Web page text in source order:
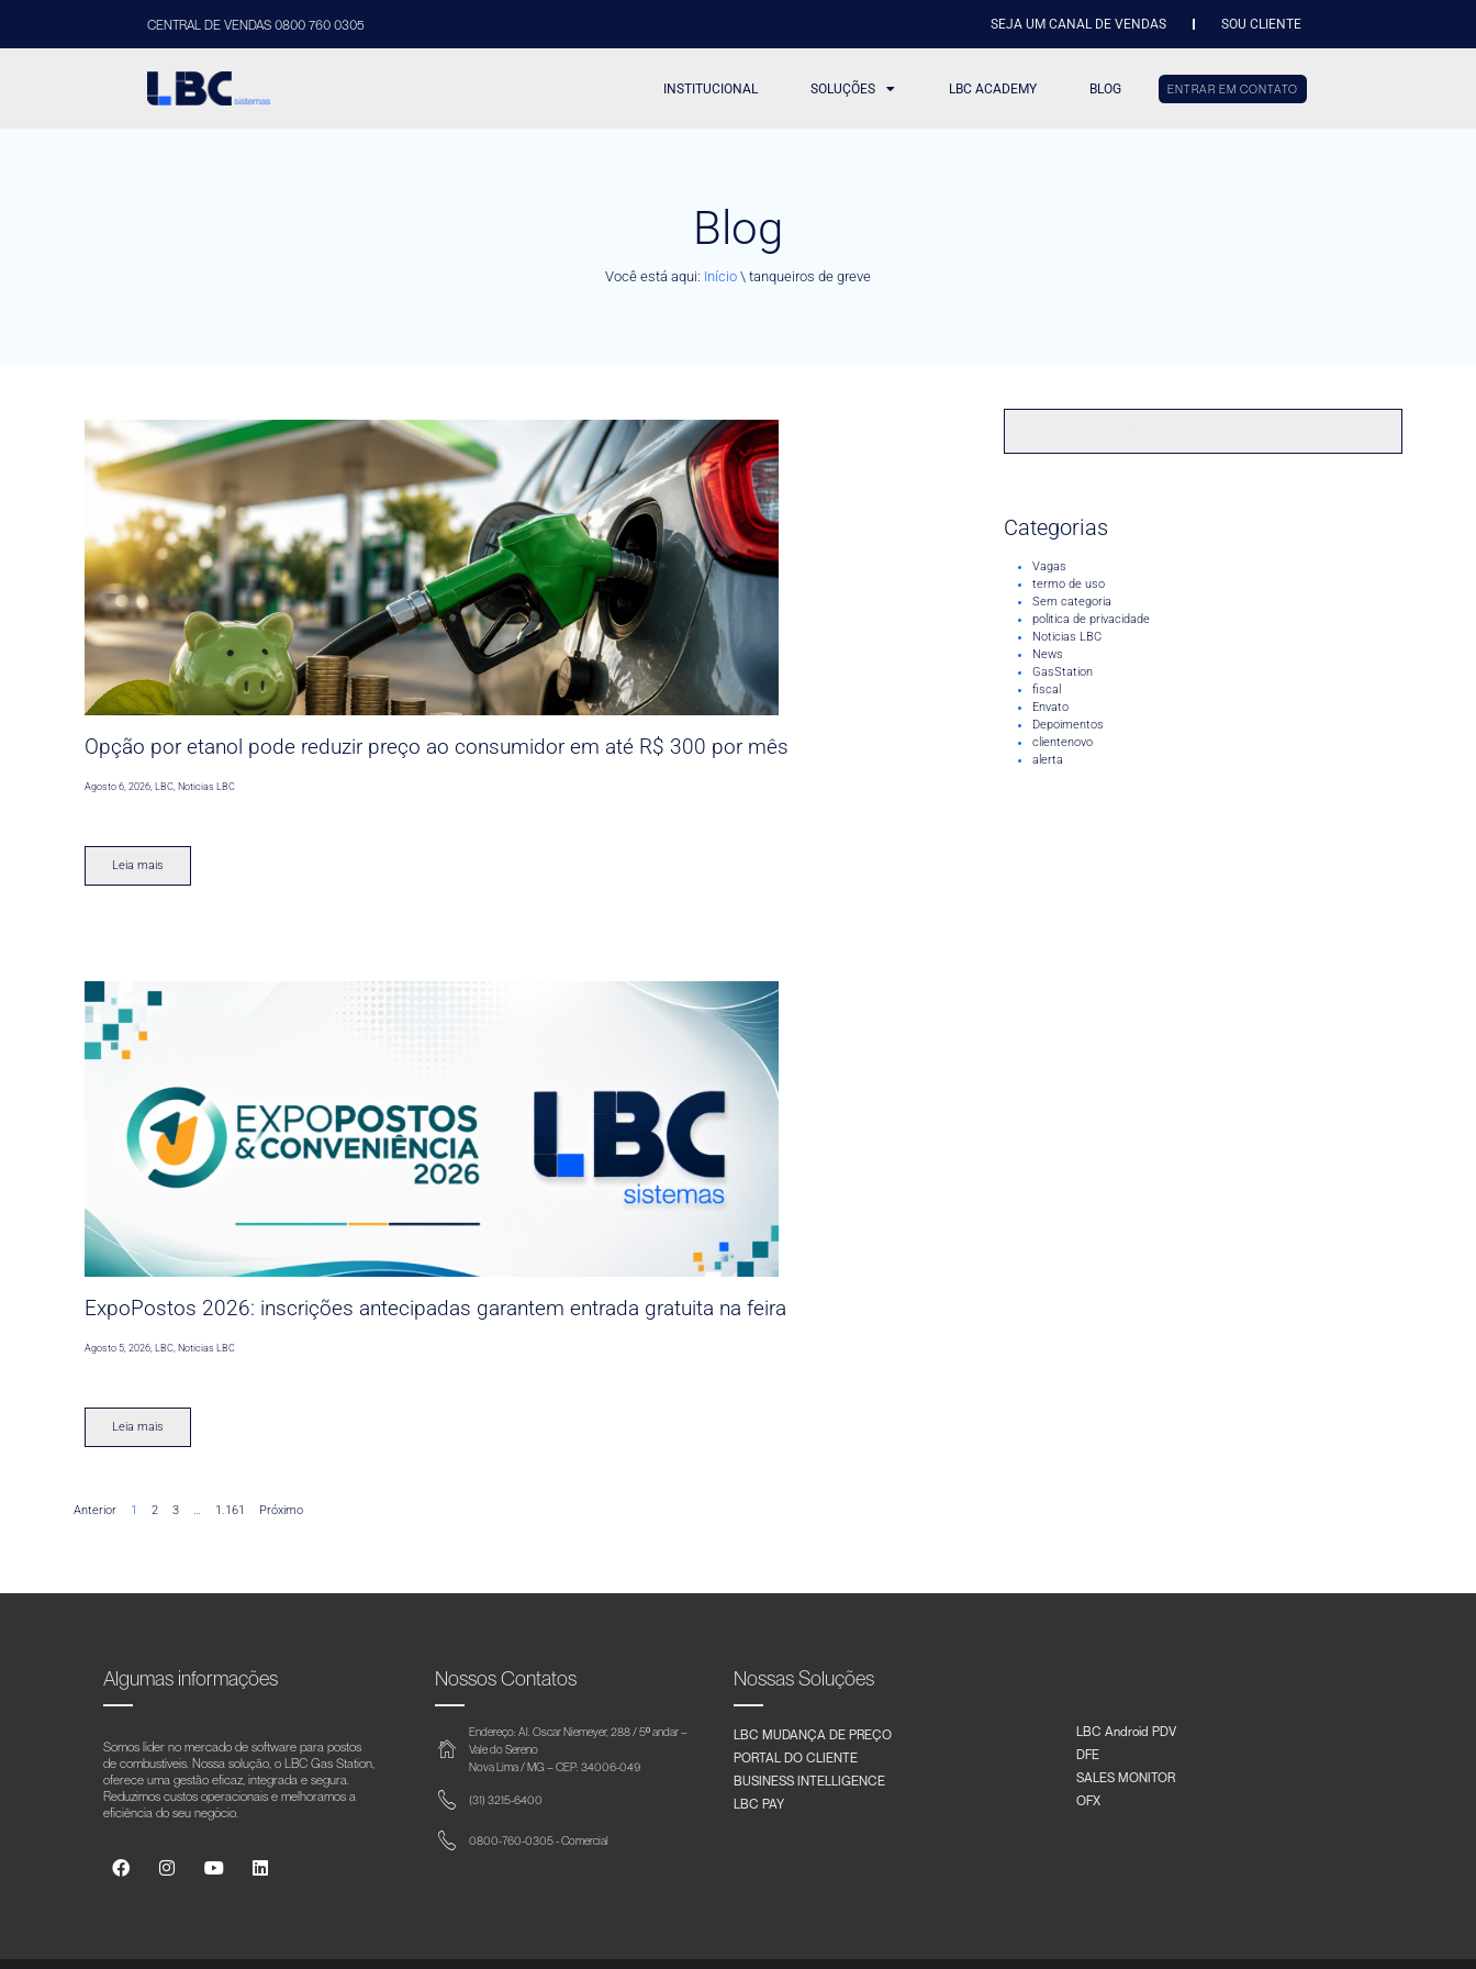
CENTRAL DE VENDAS 0800 760 0305 SEJA UM CANAL DE VENDAS SOU CLIENTE
INSTITUCIONAL SOLUÇÕES LBC ACADEMY BLOG ENTRAR EM CONTATO
Blog
Você está aqui: Início \ tanqueiros de greve
Opção por etanol pode reduzir preço ao consumidor em até R$ 300 por mês
Agosto 6, 2026,LBC,Noticias LBC
Leia mais
ExpoPostos 2026: inscrições antecipadas garantem entrada gratuita na feira
Agosto 5, 2026 ,LBC Noticias LBC
Leia mais
Anterior 1 2 3 … 1.161 Próximo
Categorias
Vagas
termo de uso
Sem categoria
politica de privacidade
Noticias LBC
News
GasStation
fiscal
Envato
Depoimentos
clientenovo
alerta
Algumas informações
Somos líder no mercado de software para postos
de combustíveis. Nossa solução, o LBC Gas Station,
oferece uma gestão eficaz, integrada e segura.
Reduzimos custos operacionais e melhoramos a
eficiência do seu negócio.
Nossos Contatos
Endereço: Al. Oscar Niemeyer, 288 / 5º andar –
Vale do Sereno
Nova Lima / MG – CEP: 34006-049
(31) 3215-6400
0800-760-0305 - Comercial
Nossas Soluções
LBC MUDANÇA DE PREÇO
PORTAL DO CLIENTE
BUSINESS INTELLIGENCE
LBC PAY
LBC Android PDV
DFE
SALES MONITOR
OFX